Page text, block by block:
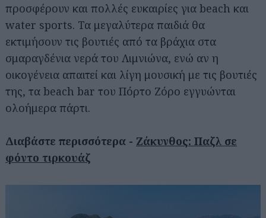
προσφέρουν και πολλές ευκαιρίες για beach και
water sports. Τα μεγαλύτερα παιδιά θα
εκτιμήσουν τις βουτιές από τα βράχια στα
σμαραγδένια νερά του Λιμνιώνα, ενώ αν η
οικογένεια απαιτεί και λίγη μουσική με τις βουτιές
της, τα beach bar του Πόρτο Ζόρο εγγυώνται
ολοήμερα πάρτι.
Διαβάστε περισσότερα - Ζάκυνθος: Παζλ σε
φόντο τιρκουάζ